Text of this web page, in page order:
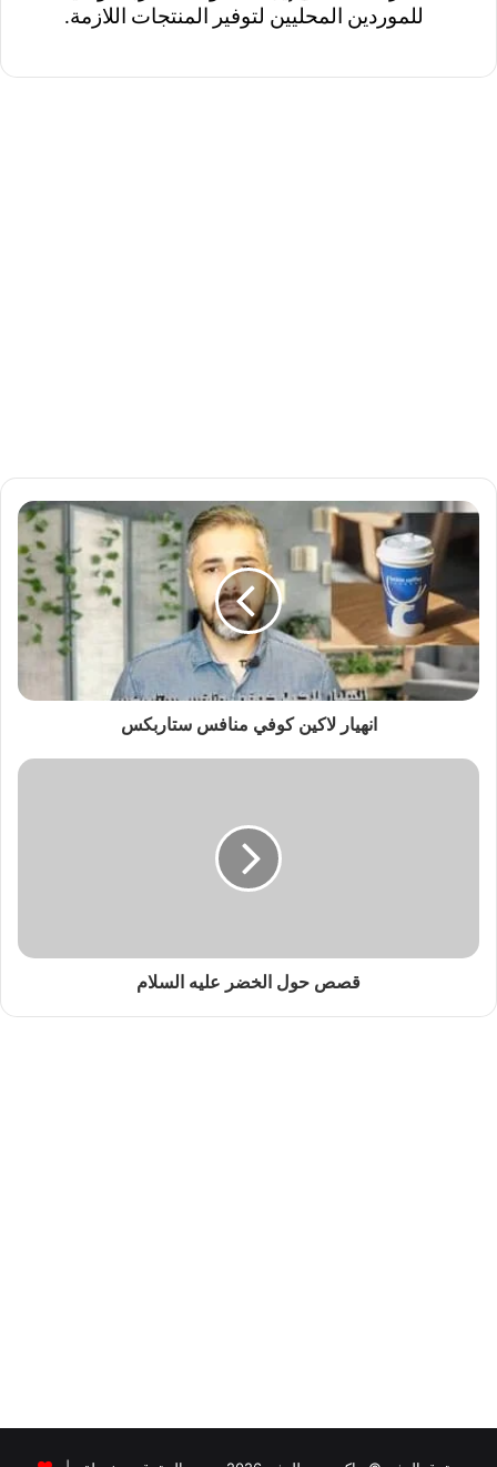
للموردين المحليين لتوفير المنتجات اللازمة.
انهيار لاكين كوفي منافس ستاربكس
قصص حول الخضر عليه السلام